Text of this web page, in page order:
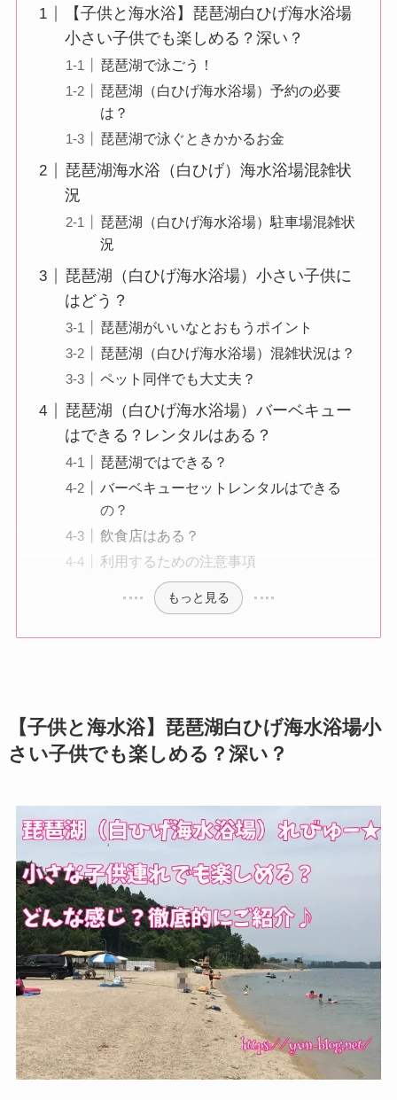
【子供と海水浴】琵琶湖白ひげ海水浴場
小さい子供でも楽しめる？深い？
琵琶湖で泳ごう！
琵琶湖（白ひげ海水浴場）予約の必要
は？
琵琶湖で泳ぐときかかるお金
琵琶湖海水浴（白ひげ）海水浴場混雑状
況
琵琶湖（白ひげ海水浴場）駐車場混雑状
況
琵琶湖（白ひげ海水浴場）小さい子供に
はどう？
琵琶湖がいいなとおもうポイント
琵琶湖（白ひげ海水浴場）混雑状況は？
ペット同伴でも大丈夫？
琵琶湖（白ひげ海水浴場）バーベキュー
はできる？レンタルはある？
琵琶湖ではできる？
バーベキューセットレンタルはできる
の？
飲食店はある？
利用するための注意事項
もっと見る
【子供と海水浴】琵琶湖白ひげ海水浴場小
さい子供でも楽しめる？深い？